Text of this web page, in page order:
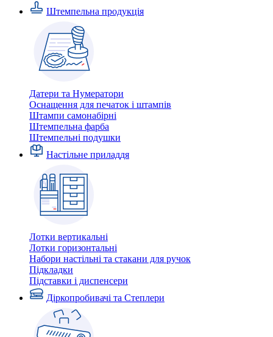
Штемпельна продукція
Датери та Нумератори
Оснащення для печаток і штампів
Штампи самонабірні
Штемпельна фарба
Штемпельні подушки
Настільне приладдя
Лотки вертикальні
Лотки горизонтальні
Набори настільні та стакани для ручок
Підкладки
Підставки і диспенсери
Діркопробивачі та Степлери